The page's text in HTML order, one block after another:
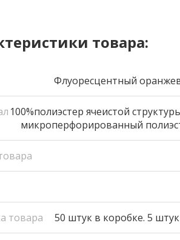
товара:
Флуоресцентный
100%полиэстер ячеистой
микроперфорированный
товара 50 штук в коробке. 5